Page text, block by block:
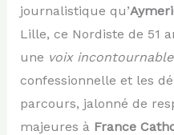
journalistique qu’
Lille, ce Nordiste de 51
une voix incontournable
confessionnelle et les
parcours, jalonné de
majeures à France